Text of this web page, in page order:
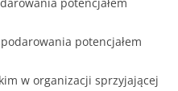
potencjałem
w organizacji sprzyjającej